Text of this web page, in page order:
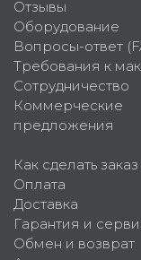
Отзывы
Оборудование
Вопросы-ответ
Требования к
Сотрудничество
Коммерческие
предложения
Как сделать заказ
Оплата
Доставка
Гарантия и
Обмен и возврат